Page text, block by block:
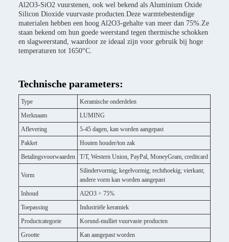
Al2O3-SiO2 vuurstenen, ook wel bekend als Aluminium Oxide
Silicon Dioxide vuurvaste producten.Deze warmtebestendige
materialen hebben een hoog Al2O3-gehalte van meer dan 75%.Ze
staan bekend om hun goede weerstand tegen thermische schokken
en slagweerstand, waardoor ze ideaal zijn voor gebruik bij hoge
temperaturen tot 1650°C.
Technische parameters:
Type
Keramische onderdelen
Merknaam
LUMING
Aflevering
5-45 dagen, kan worden aangepast
Pakket
Houten houder/ton zak
Betalingsvoorwaarden
T/T, Western Union, PayPal, MoneyGram, creditcard
Vorm
Silindervormig; kegelvormig; rechthoekig; vierkant;
andere vorm kan worden aangepast
Inhoud
Al2O3 > 75%
Toepassing
Industriële keramiek
Productcategorie
Korund-mulliet vuurvaste producten
Grootte
Kan aangepast worden